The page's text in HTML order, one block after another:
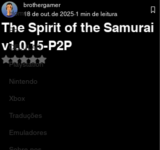
Home
Pc
CELULAR
Playstation
Nintendo
Xbox
Traduções
Emuladores
The Spirit of the Samurai
v1.0.15-P2P
brothergamer
18 de out. de 2025 1 min de leitura
Avaliado com NaN de 5 estrelas.